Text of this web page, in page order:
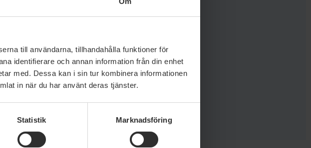
till användarna, tillhandahålla funktioner för
identifierare och annan information från din enhet
med. Dessa kan i sin tur kombinera informationen
in när du har använt deras tjänster.
Statistik Marknadsföring